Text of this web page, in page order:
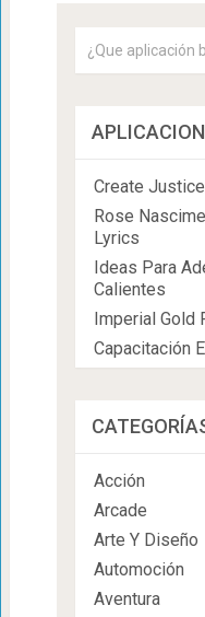
Create
Rose
Lyrics
Ideas Para
Calientes
Imperial Gold
Capacitación
Acción
Arcade
Arte Y Diseño
Automoción
Aventura